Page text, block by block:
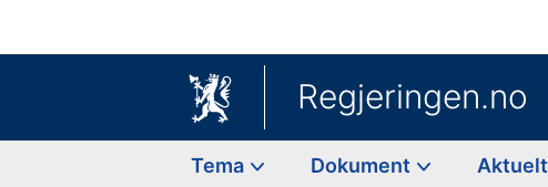
Regjeringen.no
Tema Dokument Aktuelt